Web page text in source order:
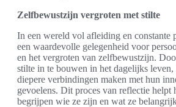
Zelfbewustzijn vergroten met stilte
In een wereld vol afleiding en constante
een waardevolle gelegenheid voor
en het vergroten van zelfbewustzijn.
stilte in te bouwen in het dagelijks
diepere verbindingen maken met hun
gevoelens. Dit proces van reflectie helpt
begrijpen wie ze zijn en wat ze